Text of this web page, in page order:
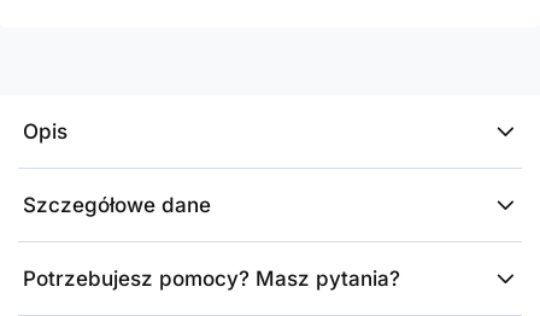
Opis
Szczegółowe dane
Potrzebujesz pomocy? Masz pytania?